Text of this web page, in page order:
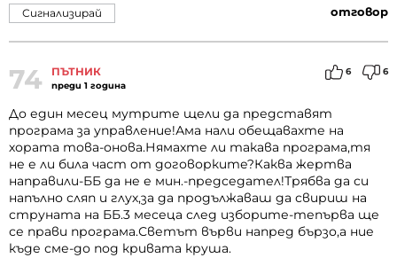
отговор
Сигнализирай
74 ПЪТНИК
преди 1 година
6 6
До един месец мутрите щели да представят
програма за управление!Ама нали обещавахте на
хората това-онова.Нямахте ли такава програма,тя
не е ли била част от договорките?Каква жертва
направили-ББ да не е мин.-председател!Трябва да си
напълно сляп и глух,за да продължаваш да свириш на
струната на ББ.3 месеца след изборите-тепърва ще
се прави програма.Светът върви напред бързо,а ние
къде сме-до под кривата круша.